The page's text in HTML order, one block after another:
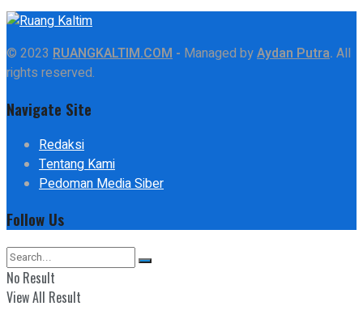
© 2023 RUANGKALTIM.COM - Managed byAydan Putra. All
rights reserved.
Navigate Site
Redaksi
Tentang Kami
Pedoman Media Siber
Follow Us
No Result
View All Result